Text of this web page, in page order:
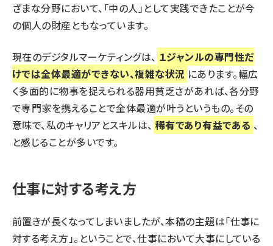
ざまな分野において、「中の人」として実践できたことが今
の個人の財産ともなっています。
現在のデジタルマーケティングは、 １ジャンルの専門性だ
けでは全体最適ができない、複雑な状況 にあります。幅広
く多面的に物事を捉えられる器用貧乏さがあれば、各分野
で専門家を携えることで全体最適が叶うというもの。その
意味で、私のキャリアとスキルは、 稀有であり有益である 、
と感じることが多いです。
仕事に対する考え方
前置きが長くなってしまいましたが、本稿の主題は「仕事に
対する考え方」。ということで、仕事において大事にしている